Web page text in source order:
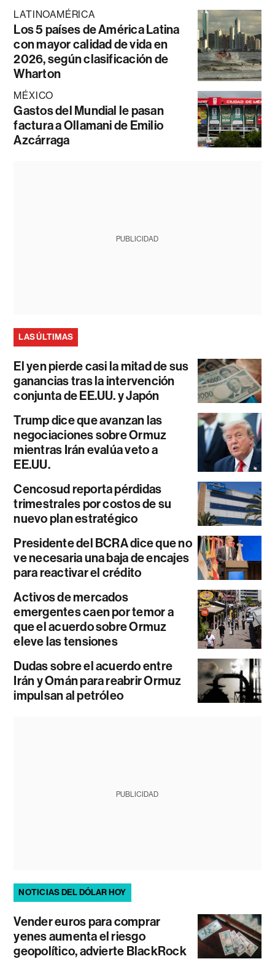
LATINOAMÉRICA
Los 5 países de América Latina
con mayor calidad de vida en
2026, según clasificación de
Wharton
MÉXICO
Gastos del Mundial le pasan
factura a Ollamani de Emilio
Azcárraga
PUBLICIDAD
LAS ÚLTIMAS
El yen pierde casi la mitad de sus
ganancias tras la intervención
conjunta de EE.UU. y Japón
Trump dice que avanzan las
negociaciones sobre Ormuz
mientras Irán evalúa veto a
EE.UU.
Cencosud reporta pérdidas
trimestrales por costos de su
nuevo plan estratégico
Presidente del BCRA dice que no
ve necesaria una baja de encajes
para reactivar el crédito
Activos de mercados
emergentes caen por temor a
que el acuerdo sobre Ormuz
eleve las tensiones
Dudas sobre el acuerdo entre
Irán y Omán para reabrir Ormuz
impulsan al petróleo
PUBLICIDAD
NOTICIAS DEL DÓLAR HOY
Vender euros para comprar
yenes aumenta el riesgo
geopolítico, advierte BlackRock